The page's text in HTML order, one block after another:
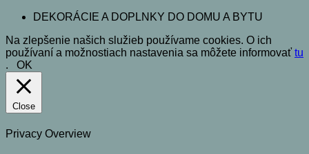
DEKORÁCIE A DOPLNKY DO DOMU A BYTU
Na zlepšenie našich služieb používame cookies. O ich
používaní a možnostiach nastavenia sa môžete informovať tu
. OK
Close
Privacy Overview